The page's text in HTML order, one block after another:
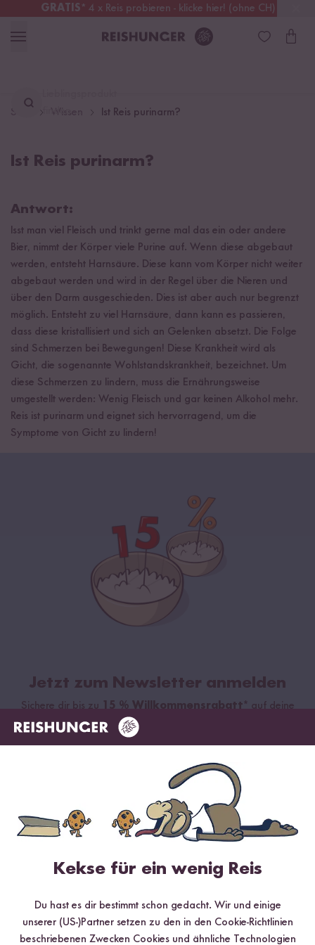
GRATIS* 4 x Reis probieren - klicke hier! (ohne CH)
Deutschland Kostenloser Versand
finden ...
Ist Reis purinarm?
Ist Reis purinarm?
Antwort:
Isst man viel Fleisch und trinkt gerne mal das ein oder andere
Bier, nimmt der Körper viele Purine auf. Wenn diese abgebaut
werden, entsteht Harnsäure. Diese kann vom Körper nicht weiter
abgebaut werden und wird in der Regel über die Nieren und
über den Darm ausgeschieden. Dies ist aber auch nur begrenzt
möglich. Entsteht zu viel Harnsäure, dann kann es passieren,
dass diese kristallisiert und sich an Gelenken absetzt. Die Folge
sind Schmerzen bei Bewegungen! Diese Krankheit wird als
Gicht, die sogenannte Wohlstandskrankheit, bezeichnet. Um
diese Schmerzen zu lindern, muss die Ernährungsweise
umgestellt werden: Wenig Fleisch und gar keinen Alkohol mehr.
Reis ist purinarm und eignet sich hervorragend, um die
Symptome von Gicht zu lindern!
Jetzt zum Newsletter anmelden
Sichere dir bis zu 15 % Willkommensrabatt* auf deine
erste Bestellung. Hierbei gilt: Je voller dein Warenkorb, desto
höher dein Rabatt.
Abonnieren
*gültig bei 15 % Rabatt ab 99 €/CHF (exkl. Sumi Digitaler Reiskocher & Sumi
€/CHF
Kekse für ein wenig Reis
Du hast es dir bestimmt schon gedacht. Wir und einige
unserer (US-)Partner setzen zu den in den Cookie-Richtlinien
beschriebenen Zwecken Cookies und ähnliche Technologien